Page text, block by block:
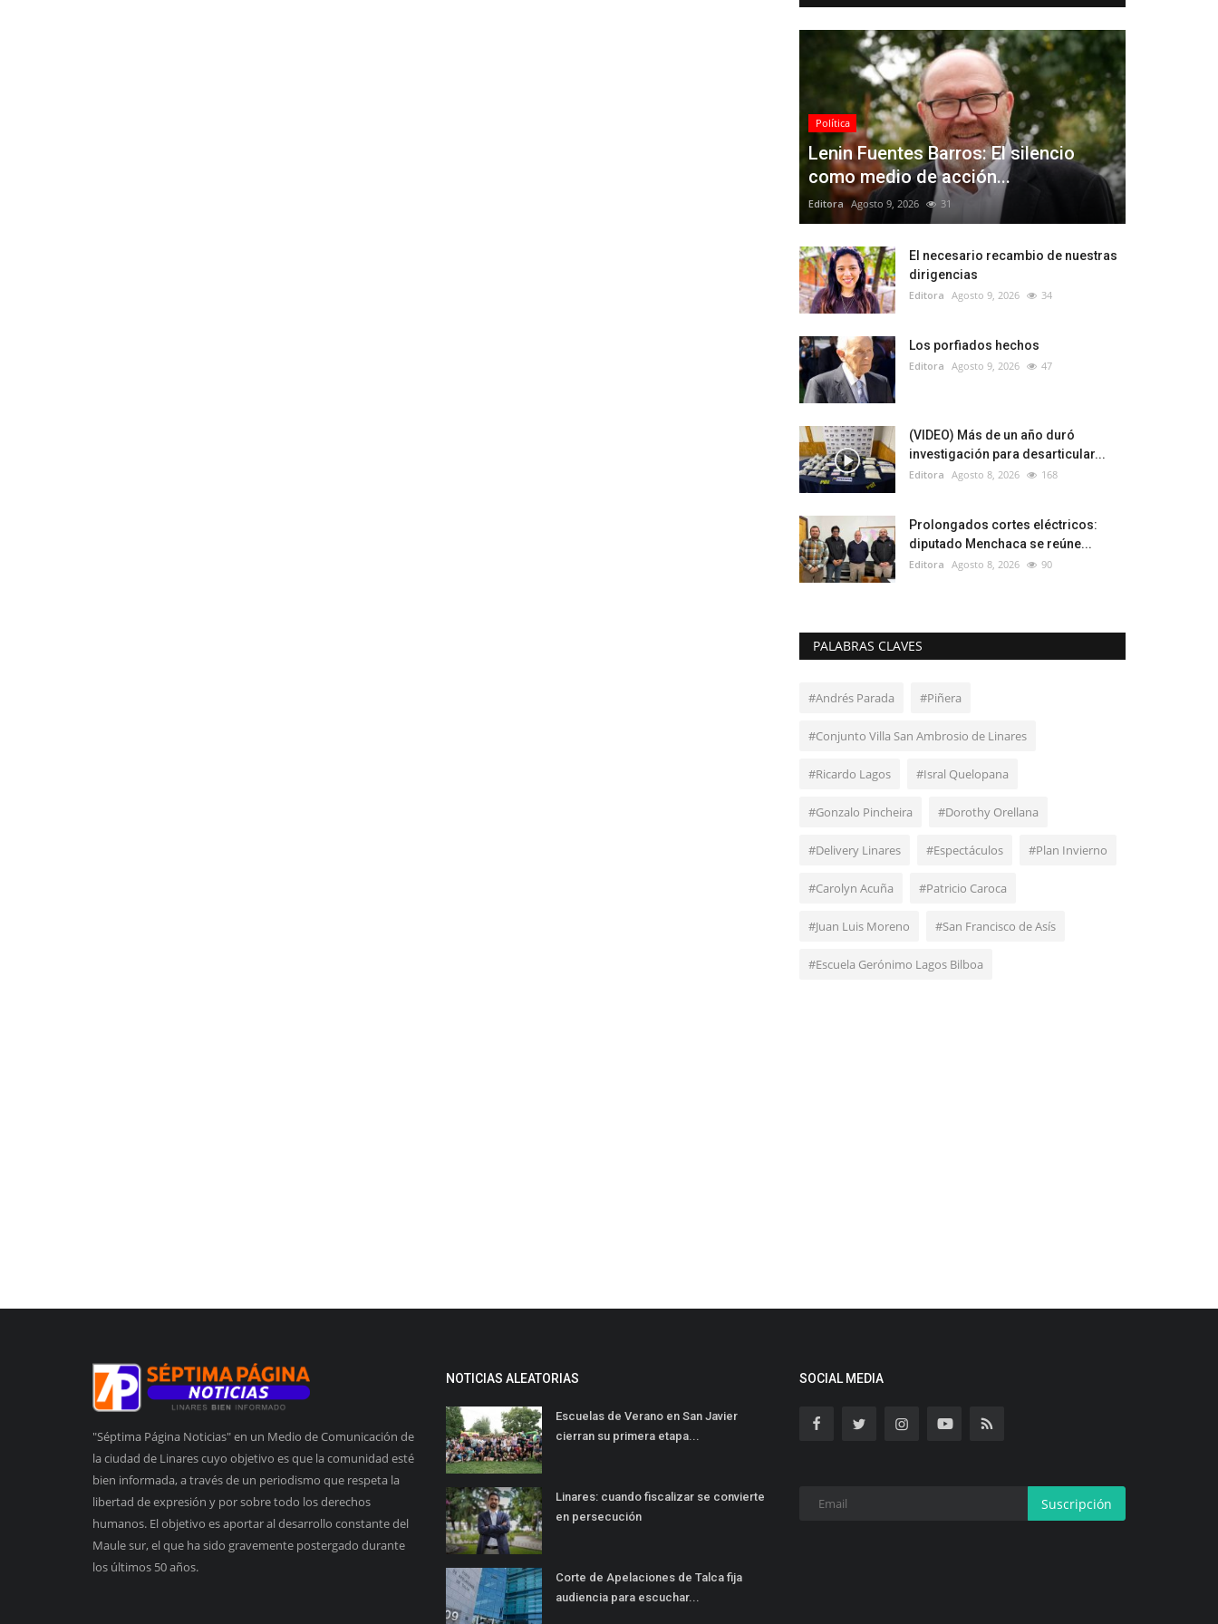
Política
Lenin Fuentes Barros: El silencio
como medio de acción...
Editora Agosto 9, 2026 31
El necesario recambio de nuestras
dirigencias
Editora Agosto 9, 2026 34
Los porfiados hechos
Editora Agosto 9, 2026 47
(VIDEO) Más de un año duró
investigación para desarticular...
Editora Agosto 8, 2026 168
Prolongados cortes eléctricos:
diputado Menchaca se reúne...
Editora Agosto 8, 2026 90
PALABRAS CLAVES
#Andrés Parada #Piñera
#Conjunto Villa San Ambrosio de Linares
#Ricardo Lagos #Isral Quelopana
#Gonzalo Pincheira #Dorothy Orellana
#Delivery Linares #Espectáculos #Plan Invierno
#Carolyn Acuña #Patricio Caroca
#Juan Luis Moreno #San Francisco de Asís
#Escuela Gerónimo Lagos Bilboa
"Séptima Página Noticias" en un Medio de Comunicación de
la ciudad de Linares cuyo objetivo es que la comunidad esté
bien informada, a través de un periodismo que respeta la
libertad de expresión y por sobre todo los derechos
humanos. El objetivo es aportar al desarrollo constante del
Maule sur, el que ha sido gravemente postergado durante
los últimos 50 años.
NOTICIAS ALEATORIAS
Escuelas de Verano en San Javier
cierran su primera etapa...
Linares: cuando fiscalizar se convierte
en persecución
Corte de Apelaciones de Talca fija
audiencia para escuchar...
SOCIAL MEDIA
Suscripción